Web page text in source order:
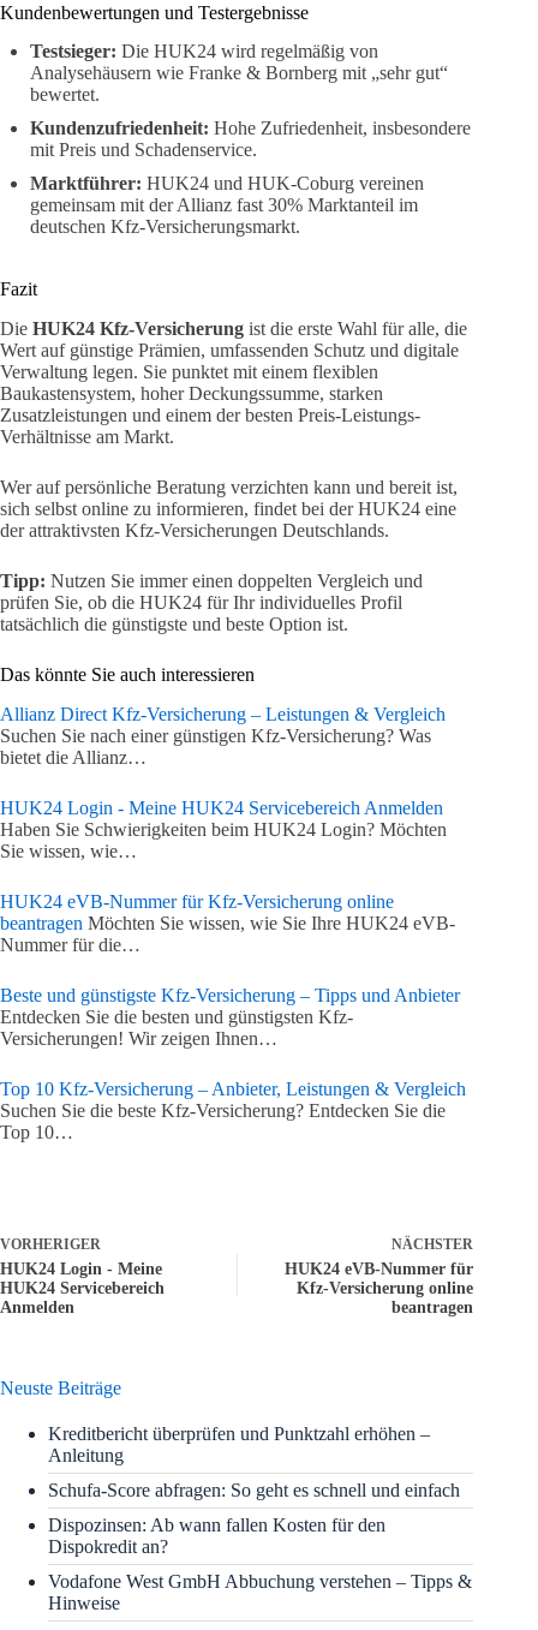
Kundenbewertungen und Testergebnisse
Testsieger: Die HUK24 wird regelmäßig von
Analysehäusern wie Franke & Bornberg mit „sehr gut“
bewertet.
Kundenzufriedenheit: Hohe Zufriedenheit, insbesondere
mit Preis und Schadenservice.
Marktführer: HUK24 und HUK-Coburg vereinen
gemeinsam mit der Allianz fast 30% Marktanteil im
deutschen Kfz-Versicherungsmarkt.
Fazit
Die HUK24 Kfz-Versicherung ist die erste Wahl für alle, die
Wert auf günstige Prämien, umfassenden Schutz und digitale
Verwaltung legen. Sie punktet mit einem flexiblen
Baukastensystem, hoher Deckungssumme, starken
Zusatzleistungen und einem der besten Preis-Leistungs-
Verhältnisse am Markt.
Wer auf persönliche Beratung verzichten kann und bereit ist,
sich selbst online zu informieren, findet bei der HUK24 eine
der attraktivsten Kfz-Versicherungen Deutschlands.
Tipp: Nutzen Sie immer einen doppelten Vergleich und
prüfen Sie, ob die HUK24 für Ihr individuelles Profil
tatsächlich die günstigste und beste Option ist.
Das könnte Sie auch interessieren
Allianz Direct Kfz-Versicherung – Leistungen & Vergleich
Suchen Sie nach einer günstigen Kfz-Versicherung? Was
bietet die Allianz…
HUK24 Login - Meine HUK24 Servicebereich Anmelden
Haben Sie Schwierigkeiten beim HUK24 Login? Möchten
Sie wissen, wie…
HUK24 eVB-Nummer für Kfz-Versicherung online
beantragen Möchten Sie wissen, wie Sie Ihre HUK24 eVB-
Nummer für die…
Beste und günstigste Kfz-Versicherung – Tipps und Anbieter
Entdecken Sie die besten und günstigsten Kfz-
Versicherungen! Wir zeigen Ihnen…
Top 10 Kfz-Versicherung – Anbieter, Leistungen & Vergleich
Suchen Sie die beste Kfz-Versicherung? Entdecken Sie die
Top 10…
VORHERIGER
HUK24 Login - Meine
HUK24 Servicebereich
Anmelden
NÄCHSTER
HUK24 eVB-Nummer für
Kfz-Versicherung online
beantragen
Neuste Beiträge
Kreditbericht überprüfen und Punktzahl erhöhen –
Anleitung
Schufa-Score abfragen: So geht es schnell und einfach
Dispozinsen: Ab wann fallen Kosten für den
Dispokredit an?
Vodafone West GmbH Abbuchung verstehen – Tipps &
Hinweise